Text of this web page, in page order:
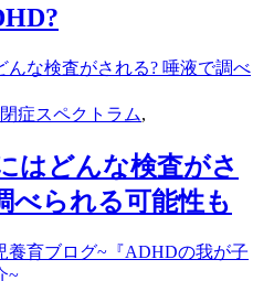
症スペクトラム,
はどんな検査がさ
べられる可能性も